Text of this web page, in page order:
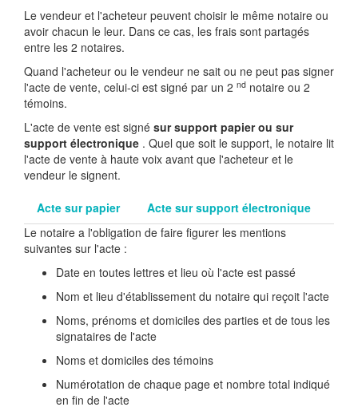
Le vendeur et l'acheteur peuvent choisir le même notaire ou
avoir chacun le leur. Dans ce cas, les frais sont partagés
entre les 2 notaires.
Quand l'acheteur ou le vendeur ne sait ou ne peut pas signer
l'acte de vente, celui-ci est signé par un 2 nd notaire ou 2
témoins.
L'acte de vente est signé sur support papier ou sur
support électronique . Quel que soit le support, le notaire lit
l'acte de vente à haute voix avant que l'acheteur et le
vendeur le signent.
Acte sur papier
Acte sur support électronique
Le notaire a l'obligation de faire figurer les mentions
suivantes sur l'acte :
Date en toutes lettres et lieu où l'acte est passé
Nom et lieu d'établissement du notaire qui reçoit l'acte
Noms, prénoms et domiciles des parties et de tous les
signataires de l'acte
Noms et domiciles des témoins
Numérotation de chaque page et nombre total indiqué
en fin de l'acte